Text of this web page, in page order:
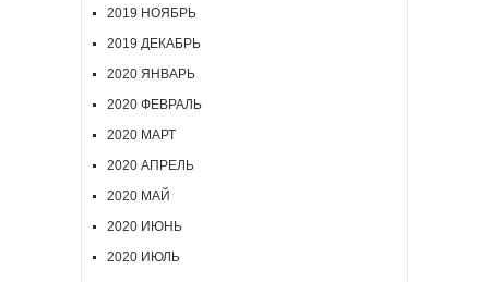
2019 НОЯБРЬ
2019 ДЕКАБРЬ
2020 ЯНВАРЬ
2020 ФЕВРАЛЬ
2020 МАРТ
2020 АПРЕЛЬ
2020 МАЙ
2020 ИЮНЬ
2020 ИЮЛЬ